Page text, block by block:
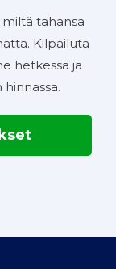
tahansa
Kilpailuta
hetkessä ja